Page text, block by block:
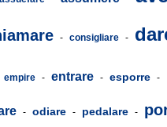
- consigliare -
empire - entrare - esporre -
- odiare - pedalare -